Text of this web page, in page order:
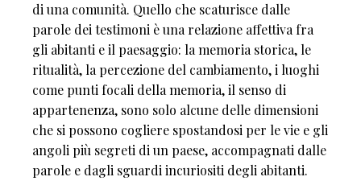
di una comunità. Quello che scaturisce dalle
parole dei testimoni è una relazione affettiva fra
gli abitanti e il paesaggio: la memoria storica, le
ritualità, la percezione del cambiamento, i luoghi
come punti focali della memoria, il senso di
appartenenza, sono solo alcune delle dimensioni
che si possono cogliere spostandosi per le vie e gli
angoli più segreti di un paese, accompagnati dalle
parole e dagli sguardi incuriositi degli abitanti.